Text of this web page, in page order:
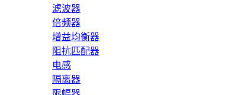
滤波器
倍频器
增益均衡器
阻抗匹配器
电感
隔离器